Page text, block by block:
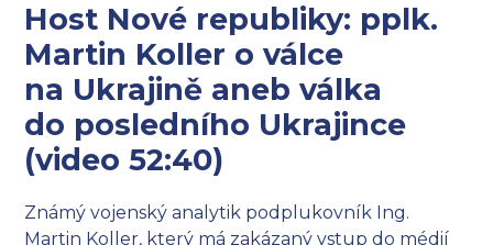
Host Nové republiky: pplk.
Martin Koller o válce
na Ukrajině aneb válka
do posledního Ukrajince
(video 52:40)
Známý vojenský analytik podplukovník Ing.
Martin Koller, který má zakázaný vstup do médií